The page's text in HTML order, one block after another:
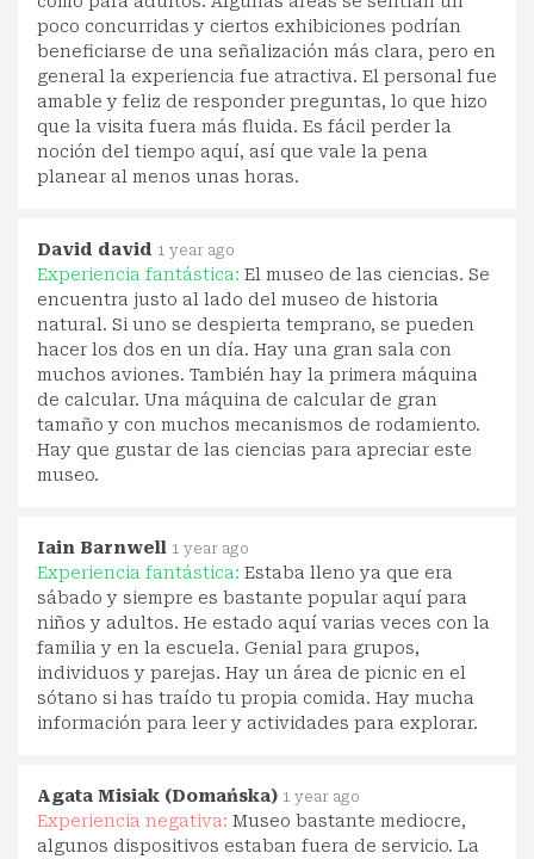
poco concurridas y ciertos exhibiciones podrían
beneficiarse de una señalización más clara, pero en
general la experiencia fue atractiva. El personal fue
amable y feliz de responder preguntas, lo que hizo
que la visita fuera más fluida. Es fácil perder la
noción del tiempo aquí, así que vale la pena
planear al menos unas horas.
David david 1 year ago
Experiencia fantástica: El museo de las ciencias. Se
encuentra justo al lado del museo de historia
natural. Si uno se despierta temprano, se pueden
hacer los dos en un día. Hay una gran sala con
muchos aviones. También hay la primera máquina
de calcular. Una máquina de calcular de gran
tamaño y con muchos mecanismos de rodamiento.
Hay que gustar de las ciencias para apreciar este
museo.
Iain Barnwell 1 year ago
Experiencia fantástica: Estaba lleno ya que era
sábado y siempre es bastante popular aquí para
niños y adultos. He estado aquí varias veces con la
familia y en la escuela. Genial para grupos,
individuos y parejas. Hay un área de picnic en el
sótano si has traído tu propia comida. Hay mucha
información para leer y actividades para explorar.
Agata Misiak (Domańska) 1 year ago
Experiencia negativa: Museo bastante mediocre,
algunos dispositivos estaban fuera de servicio. La